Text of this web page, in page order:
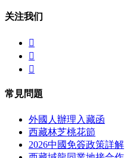
关注我们



常見問題
外國人辦理入藏函
西藏林芝桃花節
2026中國免簽政策詳解